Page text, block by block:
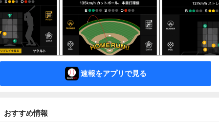
速報をアプリで見る
おすすめ情報